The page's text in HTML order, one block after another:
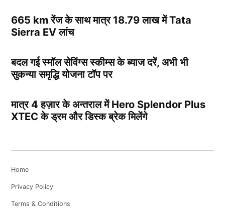
665 km रेंज के साथ मात्र 18.79 लाख में Tata
Sierra EV लांच
बदल गई स्मॉल सेविंग्स स्कीम्स के ब्याज दरें, अभी भी
सुकन्या समृद्धि योजना टॉप पर
मात्र 4 हज़ार के अन्तराल में Hero Splendor Plus
XTEC के ड्रम और डिस्क ब्रेक मिलेंगे
Home
Privacy Policy
Terms & Conditions